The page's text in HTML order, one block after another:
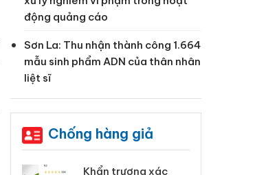
động quảng cáo
Sơn La: Thu nhận thành công 1.664
mẫu sinh phẩm ADN của thân nhân
liệt sĩ
Chống hàng giả
Khẩn trương xác